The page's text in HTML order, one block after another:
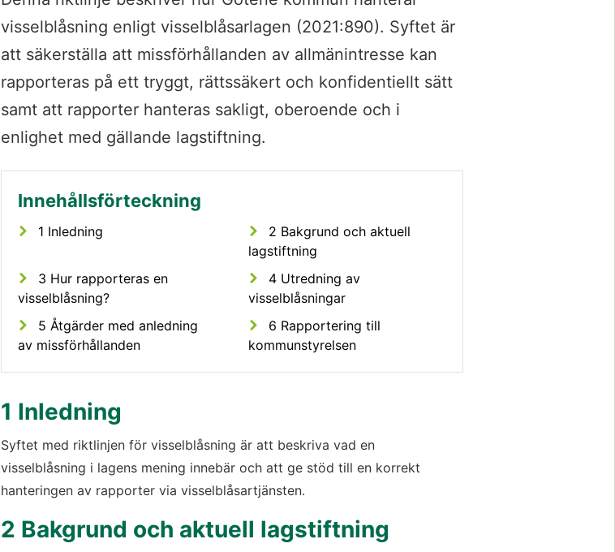
visselblåsning enligt visselblåsarlagen (2021:890). Syftet är
att säkerställa att missförhållanden av allmänintresse kan
rapporteras på ett tryggt, rättssäkert och konfidentiellt sätt
samt att rapporter hanteras sakligt, oberoende och i
enlighet med gällande lagstiftning.
1 Inledning
2 Bakgrund och aktuell
lagstiftning
3 Hur rapporteras en
visselblåsning?
4 Utredning av
visselblåsningar
5 Åtgärder med anledning
av missförhållanden
6 Rapportering till
kommunstyrelsen
1 Inledning
Syftet med riktlinjen för visselblåsning är att beskriva vad en
visselblåsning i lagens mening innebär och att ge stöd till en korrekt
hanteringen av rapporter via visselblåsartjänsten.
2 Bakgrund och aktuell lagstiftning